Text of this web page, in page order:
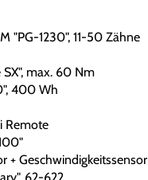
"PG-1230", 11-50 Zähne
max. 60 Nm
400 Wh
Remote
+ Geschwindigkeitssensor